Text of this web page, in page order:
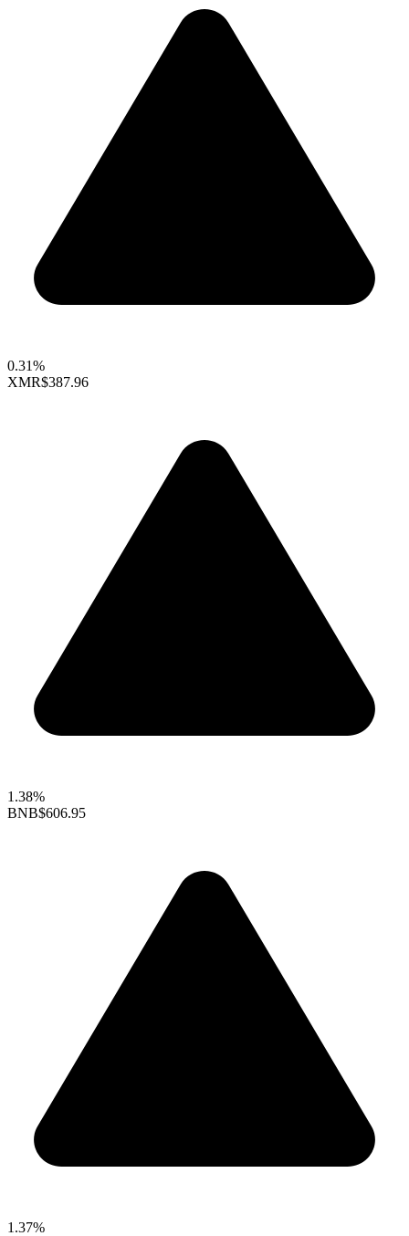
0.31%
XMR$387.96
1.38%
BNB$606.95
1.37%